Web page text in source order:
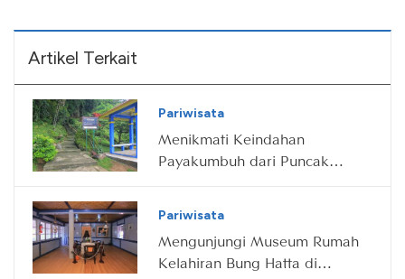
Artikel Terkait
Pariwisata
Menikmati Keindahan
Payakumbuh dari Puncak
Pariwisata
Mengunjungi Museum Rumah
Kelahiran Bung Hatta di